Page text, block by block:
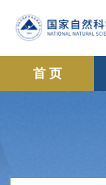
首 页